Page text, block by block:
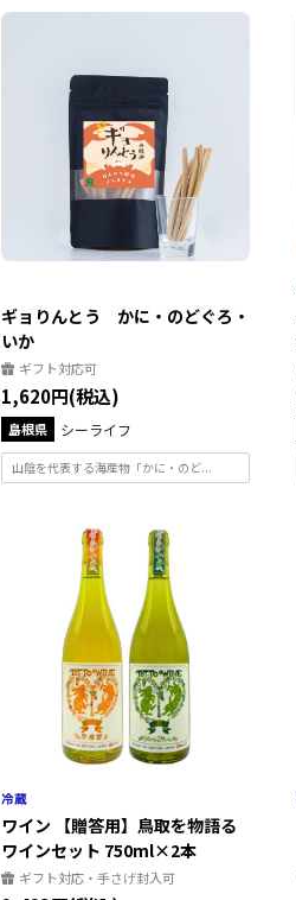
ギョりんとう かに・のどぐろ・
いか
ギフト対応可
1,620円(税込)
島根県 シーライフ
山陰を代表する海産物「かに・のど...
ワイン 【贈答用】鳥取を物語る
ワインセット 750ml×2本
ギフト対応・手さげ封入可